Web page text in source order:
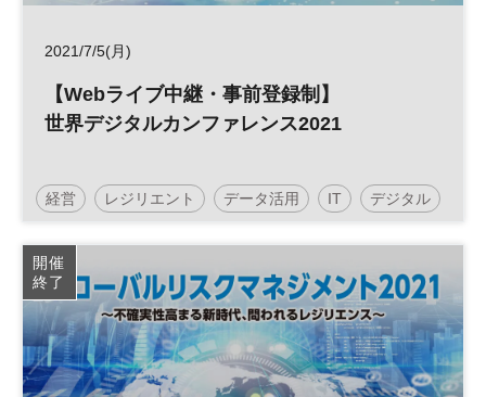
2021/7/5(月)
【Webライブ中継・事前登録制】
世界デジタルカンファレンス2021
経営 レジリエント データ活用 IT デジタル
参加無料
開催
終了